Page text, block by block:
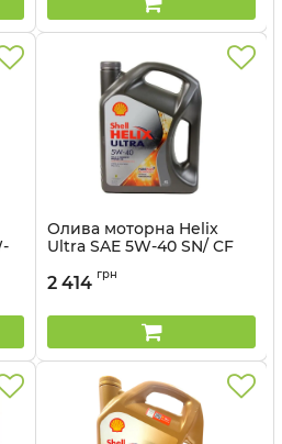
Олива моторна Helix
Ultra SAE 5W-40 SN/ CF
Артикул:
2 414 грн